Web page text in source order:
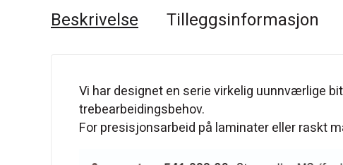
Beskrivelse Tilleggsinformasjon
Vi har designet en serie virkelig uunnværlige
trebearbeidingsbehov.
For presisjonsarbeid på laminater eller raskt